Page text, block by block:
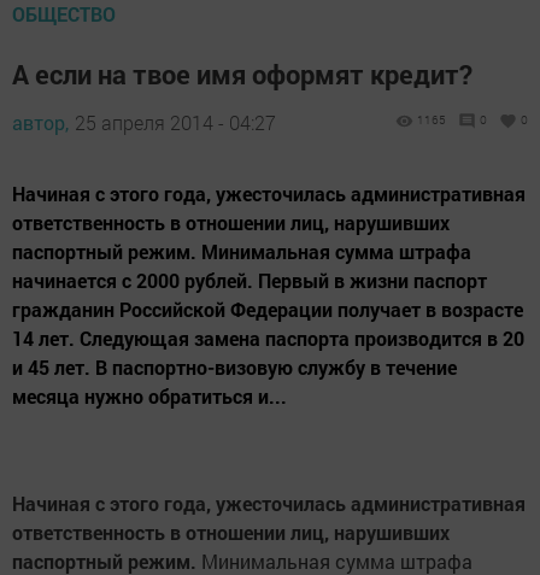
ОБЩЕСТВО
А если на твое имя оформят кредит?
автор, 25 апреля 2014 - 04:27 1165 0 0
Начиная с этого года, ужесточилась административная
ответственность в отношении лиц, нарушивших
паспортный режим. Минимальная сумма штрафа
начинается с 2000 рублей. Первый в жизни паспорт
гражданин Российской Федерации получает в возрасте
14 лет. Следующая замена паспорта производится в 20
и 45 лет. В паспортно-визовую службу в течение
месяца нужно обратиться и...
Начиная с этого года, ужесточилась административная
ответственность в отношении лиц, нарушивших
паспортный режим. Минимальная сумма штрафа